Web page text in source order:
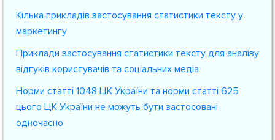
Кілька прикладів застосування статистики тексту у
маркетингу
Приклади застосування статистики тексту для аналізу
відгуків користувачів та соціальних медіа
Норми статті 1048 ЦК України та норми статті 625
цього ЦК України не можуть бути застосовані
одночасно